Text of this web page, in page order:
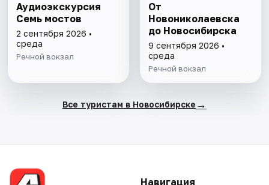
Аудиоэкскурсия
Семь мостов
2 сентября 2026 •
среда
Речной вокзал
От
Новониколаевска
до Новосибирска
9 сентября 2026 •
среда
Речной вокзал
Все туристам в Новосибирске →
Навигация